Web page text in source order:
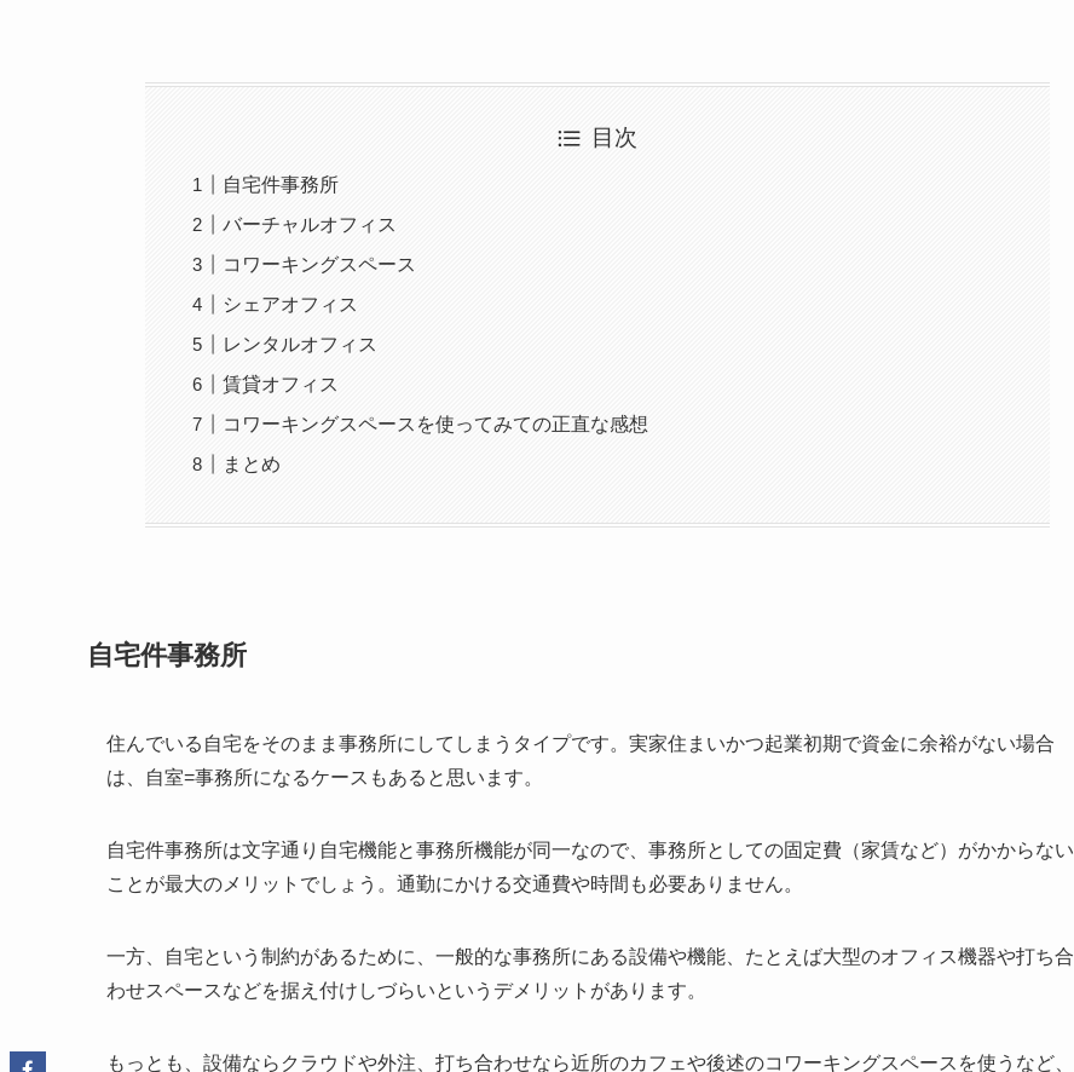
目次
自宅件事務所
バーチャルオフィス
コワーキングスペース
シェアオフィス
レンタルオフィス
賃貸オフィス
コワーキングスペースを使ってみての正直な感想
まとめ
自宅件事務所
住んでいる自宅をそのまま事務所にしてしまうタイプです。実家住まいかつ起業初期で資金に余裕がない場合
は、自室=事務所になるケースもあると思います。
自宅件事務所は文字通り自宅機能と事務所機能が同一なので、事務所としての固定費（家賃など）がかからない
ことが最大のメリットでしょう。通勤にかける交通費や時間も必要ありません。
一方、自宅という制約があるために、一般的な事務所にある設備や機能、たとえば大型のオフィス機器や打ち合
わせスペースなどを据え付けしづらいというデメリットがあります。
もっとも、設備ならクラウドや外注、打ち合わせなら近所のカフェや後述のコワーキングスペースを使うなど、